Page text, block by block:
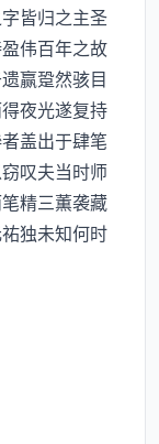
皆归之主圣
伟百年之故
赢跫然骇目
夜光遂复持
盖出于肆笔
叹夫当时师
精三薫袭藏
独未知何时